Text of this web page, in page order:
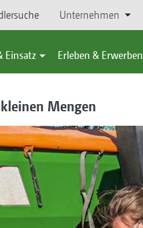
Unternehmen
Einsatz Erleben & Erwerben
Mengen